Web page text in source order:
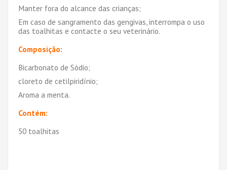
Manter fora do alcance das crianças;
Em caso de sangramento das gengivas, interrompa o uso
das toalhitas e contacte o seu veterinário.
Composição:
Bicarbonato de Sódio;
cloreto de cetilpiridínio;
Aroma a menta.
Contém:
50 toalhitas